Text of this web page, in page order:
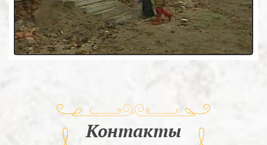
Контакты